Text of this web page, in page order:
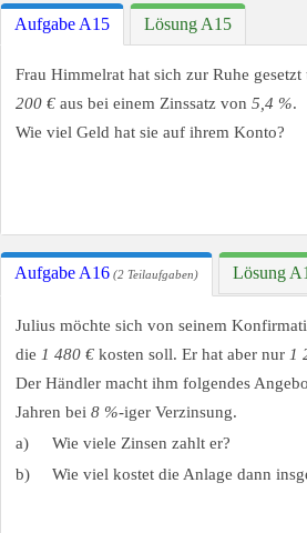
Aufgabe A15 Lösung A15
Frau Himmelrat hat sich zur Ruhe
200 € aus bei einem Zinssatz von 5,4 %.
Wie viel Geld hat sie auf ihrem Konto?
Aufgabe A16 (2 Teilaufgaben) Lösung
Julius möchte sich von seinem
die 1 480 € kosten soll. Er hat aber nur 1
Der Händler macht ihm folgendes
Jahren bei 8 %-iger Verzinsung.
a)
Wie viele Zinsen zahlt er?
b)
Wie viel kostet die Anlage dann